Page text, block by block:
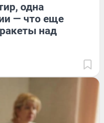
одна
— что еще
над